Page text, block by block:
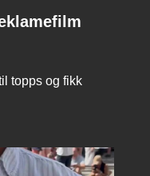
topps og fikk